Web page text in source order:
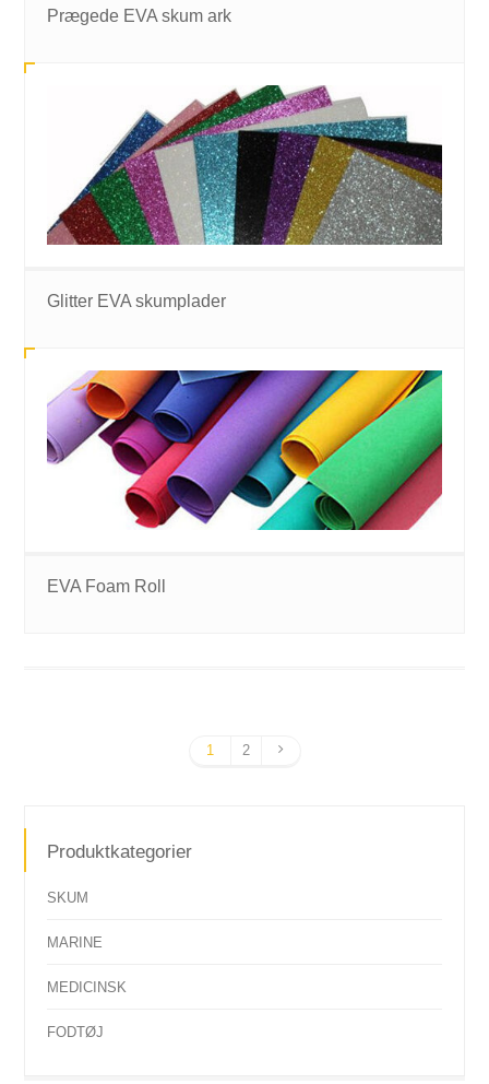
Prægede EVA skum ark
Glitter EVA skumplader
EVA Foam Roll
1 2
Produktkategorier
SKUM
MARINE
MEDICINSK
FODTØJ